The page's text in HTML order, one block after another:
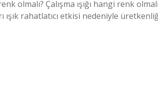
olmalı? Çalışma ışığı hangi renk
rahatlatıcı etkisi nedeniyle